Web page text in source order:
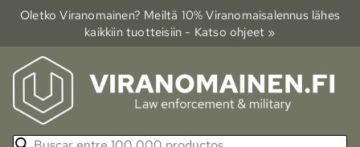
Oletko Viranomainen? Meiltä 10% Viranomais­alennus lähes
kaikkiin tuotteisiin - Katso ohjeet »